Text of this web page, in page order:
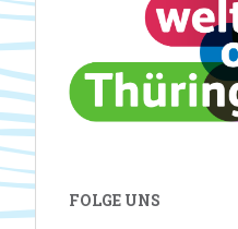
FOLGE UNS